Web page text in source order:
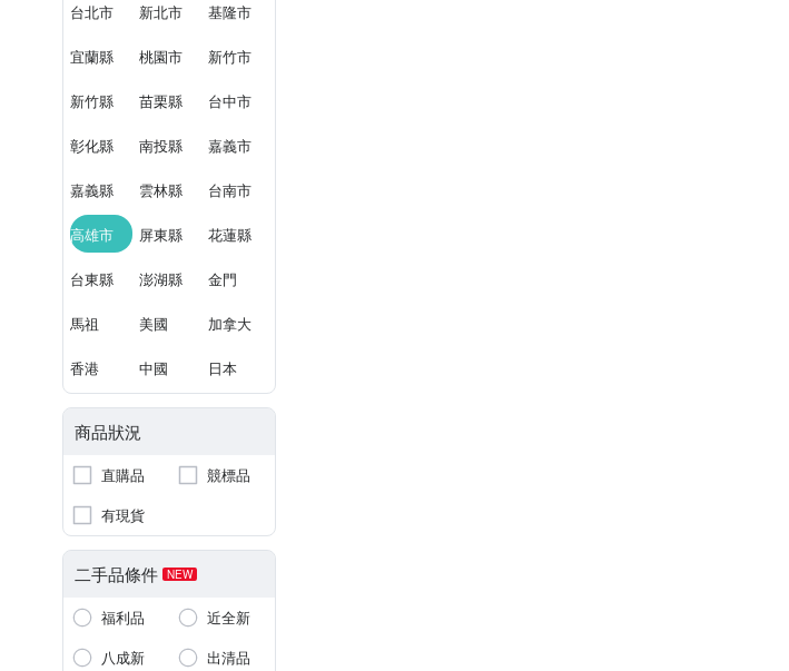
台北市 新北市 基隆市
宜蘭縣 桃園市 新竹市
新竹縣 苗栗縣 台中市
彰化縣 南投縣 嘉義市
嘉義縣 雲林縣 台南市
高雄市 屏東縣 花蓮縣
台東縣 澎湖縣 金門
馬祖 美國 加拿大
香港 中國 日本
商品狀況
直購品
競標品
有現貨
二手品條件 NEW
福利品
近全新
八成新
出清品